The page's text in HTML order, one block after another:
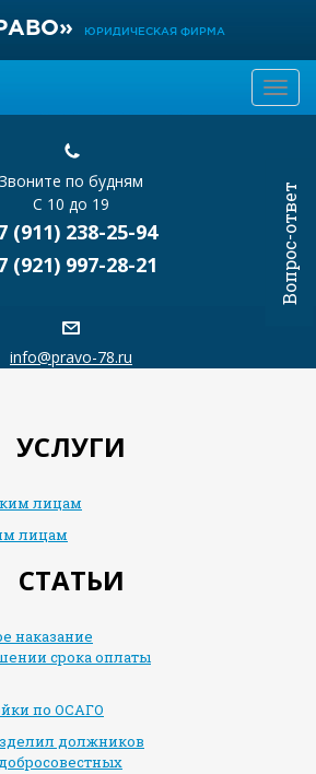
ЮРИДИЧЕСКАЯ ФИРМА
Звоните по будням
С 10 до 19
(911) 238-25-94
(921) 997-28-21
info@pravo-78.ru
УСЛУГИ
лицам
лицам
СТАТЬИ
наказание
срока оплаты
по ОСАГО
должников
Вопрос-ответ